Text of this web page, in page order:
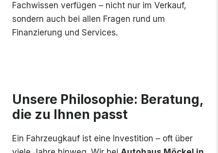
Fachwissen verfügen – nicht nur im Verkauf,
sondern auch bei allen Fragen rund um
Finanzierung und Services.
Unsere Philosophie: Beratung,
die zu Ihnen passt
Ein Fahrzeugkauf ist eine Investition – oft über